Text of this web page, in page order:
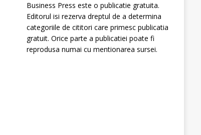
Business Press este o publicatie gratuita.
Editorul isi rezerva dreptul de a determina
categoriile de cititori care primesc publicatia
gratuit. Orice parte a publicatiei poate fi
reprodusa numai cu mentionarea sursei.